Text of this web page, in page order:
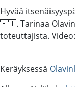
Hyvää
🇫🇮. Tarinaa
toteuttajista.
Keräyksessä